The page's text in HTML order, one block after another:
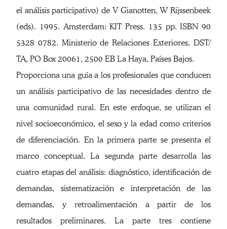
el análisis participativo) de V Gianotten, W Rijssenbeek
(eds). 1995. Amsterdam: KIT Press. 135 pp. ISBN 90
5328 0782. Ministerio de Relaciones Exteriores, DST/
TA, PO Box 20061, 2500 EB La Haya, Países Bajos.
Proporciona una guía a los profesionales que conducen
un análisis participativo de las necesidades dentro de
una comunidad rural. En este enfoque, se utilizan el
nivel socioeconómico, el sexo y la edad como criterios
de diferenciación. En la primera parte se presenta el
marco conceptual. La segunda parte desarrolla las
cuatro etapas del análisis: diagnóstico, identificación de
demandas, sistematización e interpretación de las
demandas, y retroalimentación a partir de los
resultados preliminares. La parte tres contiene